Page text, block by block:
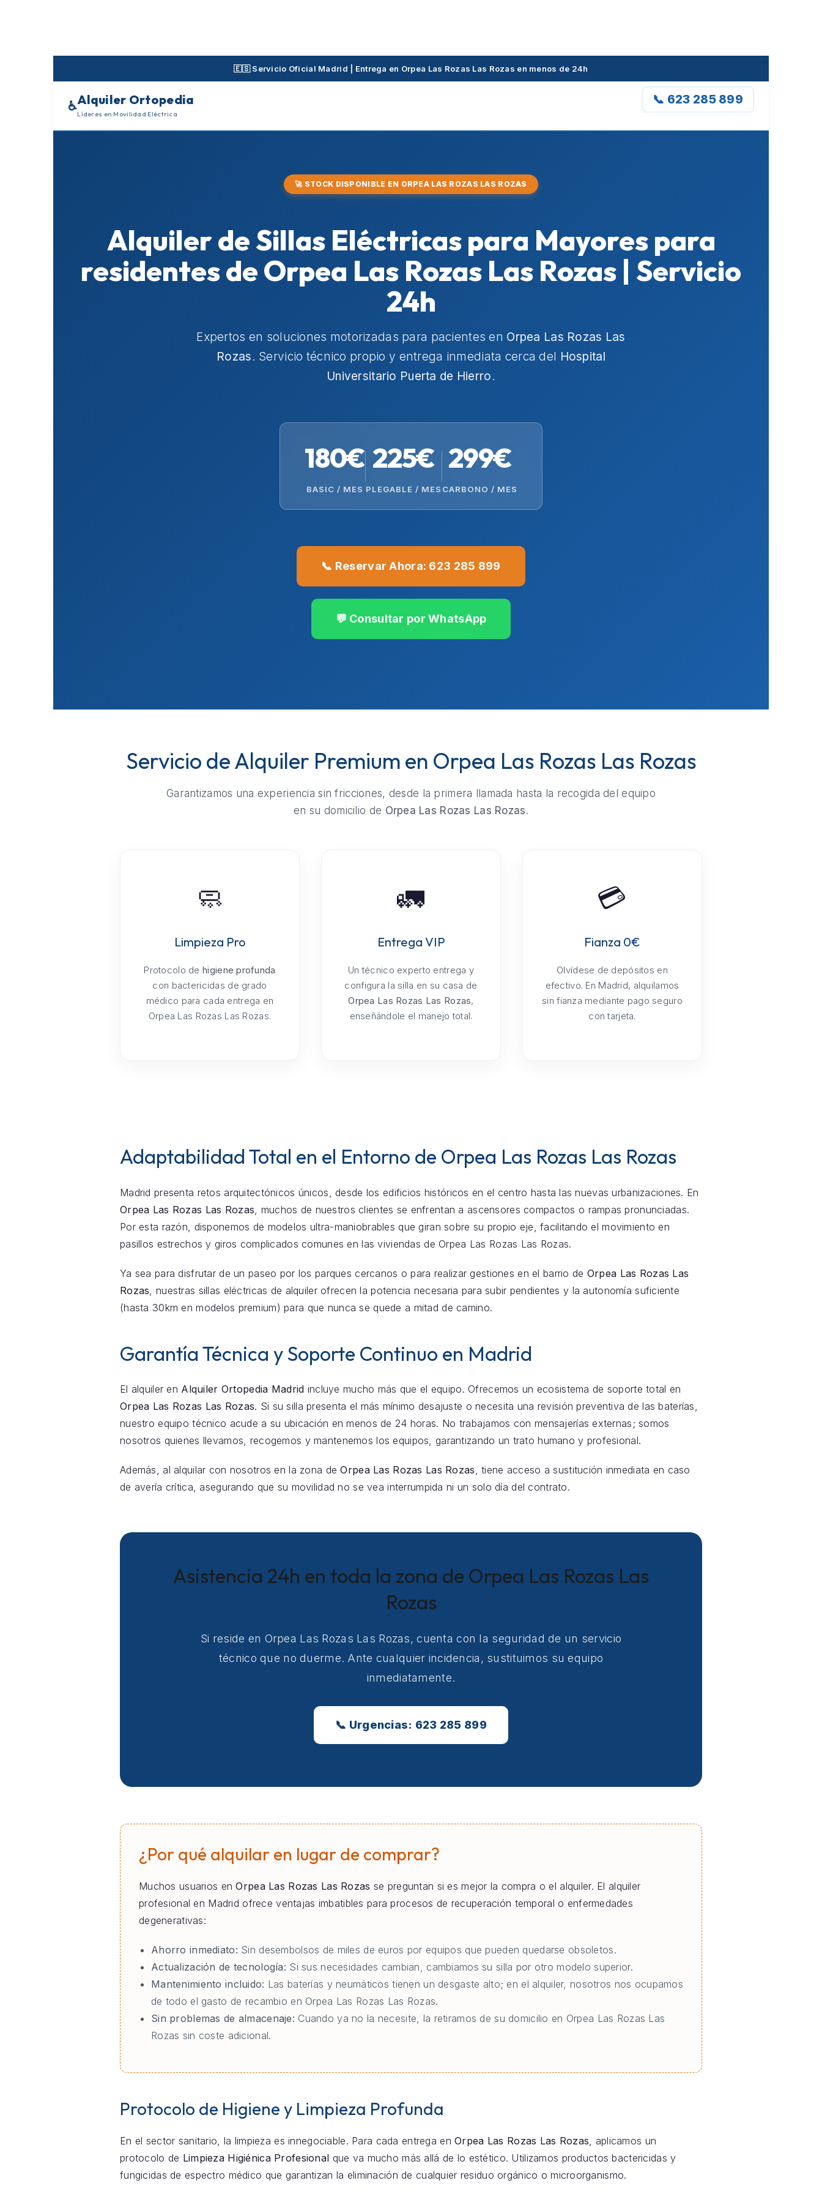
🇪🇸 Servicio Oficial Madrid | Entrega en Orpea Las Rozas Las Rozas en menos de 24h
♿Alquiler Ortopedia
Líderes en Movilidad Eléctrica
📞 623 285 899
🚀 STOCK DISPONIBLE EN ORPEA LAS ROZAS LAS ROZAS
Alquiler de Sillas Eléctricas para Mayores para
residentes de Orpea Las Rozas Las Rozas | Servicio
24h
Expertos en soluciones motorizadas para pacientes en Orpea Las Rozas Las
Rozas. Servicio técnico propio y entrega inmediata cerca del Hospital
Universitario Puerta de Hierro.
180€
BASIC / MES
225€
PLEGABLE / MES
299€
CARBONO / MES
📞 Reservar Ahora: 623 285 899
💬 Consultar por WhatsApp
Servicio de Alquiler Premium en Orpea Las Rozas Las Rozas
Garantizamos una experiencia sin fricciones, desde la primera llamada hasta la recogida del equipo
en su domicilio de Orpea Las Rozas Las Rozas.
🧼
Limpieza Pro
Protocolo dehigiene profunda
con bactericidas de grado
médico para cada entrega en
Orpea Las Rozas Las Rozas.
🚛
Entrega VIP
Un técnico experto entrega y
configura la silla en su casa de
Orpea Las Rozas Las Rozas,
enseñándole el manejo total.
💳
Fianza 0€
Olvídese de depósitos en
efectivo. En Madrid, alquilamos
sin fianza mediante pago seguro
con tarjeta.
Adaptabilidad Total en el Entorno de Orpea Las Rozas Las Rozas
Madrid presenta retos arquitectónicos únicos, desde los edificios históricos en el centro hasta las nuevas urbanizaciones. En
Orpea Las Rozas Las Rozas , muchos de nuestros clientes se enfrentan a ascensores compactos o rampas pronunciadas.
Por esta razón, disponemos de modelos ultra-maniobrables que giran sobre su propio eje, facilitando el movimiento en
pasillos estrechos y giros complicados comunes en las viviendas de Orpea Las Rozas Las Rozas.
Ya sea para disfrutar de un paseo por los parques cercanos o para realizar gestiones en el barrio de Orpea Las Rozas Las
Rozas , nuestras sillas eléctricas de alquiler ofrecen la potencia necesaria para subir pendientes y la autonomía suficiente
(hasta 30km en modelos premium) para que nunca se quede a mitad de camino.
Garantía Técnica y Soporte Continuo en Madrid
El alquiler en Alquiler Ortopedia Madrid incluye mucho más que el equipo. Ofrecemos un ecosistema de soporte total en
Orpea Las Rozas Las Rozas. Si su silla presenta el más mínimo desajuste o necesita una revisión preventiva de las baterías,
nuestro equipo técnico acude a su ubicación en menos de 24 horas. No trabajamos con mensajerías externas; somos
nosotros quienes llevamos, recogemos y mantenemos los equipos, garantizando un trato humano y profesional.
Además, al alquilar con nosotros en la zona deOrpea Las Rozas Las Rozas, tiene acceso a sustitución inmediata en caso
de avería crítica, asegurando que su movilidad no se vea interrumpida ni un solo día del contrato.
Asistencia 24h en toda la zona de Orpea Las Rozas Las
Rozas
Si reside en Orpea Las Rozas Las Rozas, cuenta con la seguridad de un servicio
técnico que no duerme. Ante cualquier incidencia, sustituimos su equipo
inmediatamente.
📞 Urgencias: 623 285 899
¿Por qué alquilar en lugar de comprar?
Muchos usuarios enOrpea Las Rozas Las Rozas se preguntan si es mejor la compra o el alquiler. El alquiler
profesional en Madrid ofrece ventajas imbatibles para procesos de recuperación temporal o enfermedades
degenerativas:
Ahorro inmediato: Sin desembolsos de miles de euros por equipos que pueden quedarse obsoletos.
Actualización de tecnología: Si sus necesidades cambian, cambiamos su silla por otro modelo superior.
Mantenimiento incluido: Las baterías y neumáticos tienen un desgaste alto; en el alquiler, nosotros nos ocupamos
de todo el gasto de recambio en Orpea Las Rozas Las Rozas.
Sin problemas de almacenaje: Cuando ya no la necesite, la retiramos de su domicilio en Orpea Las Rozas Las
Rozas sin coste adicional.
Protocolo de Higiene y Limpieza Profunda
En el sector sanitario, la limpieza es innegociable. Para cada entrega enOrpea Las Rozas Las Rozas , aplicamos un
protocolo de Limpieza Higiénica Profesional que va mucho más allá de lo estético. Utilizamos productos bactericidas y
fungicidas de espectro médico que garantizan la eliminación de cualquier residuo orgánico o microorganismo.